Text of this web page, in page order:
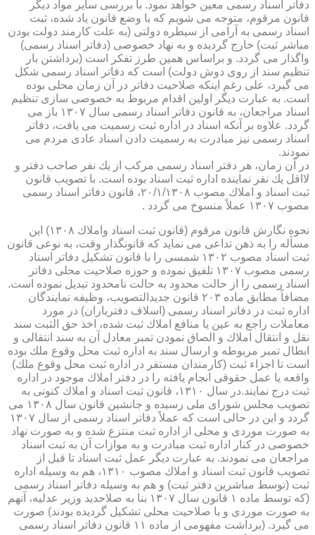
دفاتر اسناد رسمی معین خواهد نمود. با بررسی سایر مواد دیگر
قانون مرقوم، متوجه می شویم كه با وضع قانون یاد شده، ثبت
اسناد رسمی به آرامی از سیطره دولتی (به علت كارمند دولت بودن
مباشر ثبت) خارج گردیده و به نهاد خصوصی (دفاتر اسناد رسمی)
واگذار می گردد. و براساس همین طرز تفكر است (برداشتن بار
تنظیم سند از روی دوش دولت) است كه دفاتر اسناد رسمی شكل
می گیرد، علی رغم اینكه صلاحیت دفاتر در آن زمان محلی بوده
است. به عبارت دیگر اولین اقدام مربوط به خصوصی سازی تنظیم
اسناد مراجعان، به قانون دفاتر اسناد رسمی سال ۱۳۰۷ باز می
گردد. علاوه بر آنكه اسناد در اداره ثبت رسمیت می یافت، دفاتر
اسناد رسمی نیز مبادرت به رسمیت دادن اسناد عادی مردم می
نمودند.
در آن زمان، هر دفتر اسناد رسمی مركب از یك نفر صاحب دفتر و
لااقل یك نفر نماینده اداره ثبت اسناد بوده است. با تصویب قانون
ثبت اسناد و املاك مصوب ۲۰/۱/۱۳۰۸، قانون دفاتر اسناد رسمی
مصوب ۱۳۰۷ عملاً منسوخ می گردد .
نحوه نگارش قانون مرقوم (قانون ثبت اسناد واملاك ۱۳۰۸) این
مسأله را به ذهن تداعی می نماید كه قانونگذار وقت، به نوعی قانون
ثبت اسناد مصوب ۱۳۰۲ شمسی را با قانون تشكیل دفاتر اسناد
رسمی مصوب ۱۳۰۷ تلفیق نموده و حوزه صلاحیت محلی دفاتر
اسناد رسمی را از حالت محدود به حالت نامحدود تبدیل نموده است.
مضافاً مطابق ماده ۲۰۳ قانون جدیدالتصویب، وظیفه نمایندگان
اداره ثبت در دفاتر اسناد رسمی (اسلاف دفتریاران) در مورد
معاملات راجع به عین یا منافع املاك ثبت شده، اخذ حق الثبت سند
نقل و انتقال املاك و الصاق نمودن تمبر معادل آن به سند انتقالی و
ابطال تمبر مربوطه و ارسال سند به اداره ثبت محل وقوع ملك بوده
است تا اجزاء ثبت (كارمندان مستقر در اداره ثبت محل وقوع ملك)
واقعه یا عمل حقوقی انجام یافته را در دفتر املاك موجود در اداره
ثبت درج نمایند.در سال ۱۳۱۰، قانون ثبت اسناد و املاك كنونی به
تصویب مجلس شورای ملی رسیده و جانشین قانون سال ۱۳۰۸ می
گردد و این در حالی است كه عملاً دفاتر اسناد رسمی از سال ۱۳۰۷
به صورت موردی و محلی از اداره ثبت منتزع شده و به صورت نهاد
خصوصی در كنار اداره ثبت مبادرت و به موازات آن به ثبت اسناد
مراجعان می نمودند. به عبارت دیگر عمل ثبت اسناد تا قبل از
تصویب قانون ثبت اسناد و املاك مصوب ۱۳۱۰، هم به وسیله اداره
ثبت (توسط مباشرین دفتر ثبت) و هم به وسیله دفاتر اسناد رسمی
(كه توسط ماده ۱ قانون سال ۱۳۰۷ بنا به صلاحدید وزیر عدلیه، آنهم
به صورت موردی و با صلاحیت محلی تشكیل گردیده بودند) صورت
می گیرد. (برداشت مفهومی از ماده ۱۱ قانون دفاتر اسناد رسمی